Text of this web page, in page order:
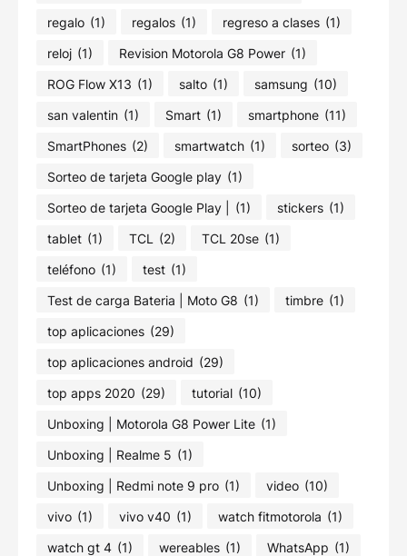
regalo (1) regalos (1) regreso a clases (1)
reloj (1) Revision Motorola G8 Power (1)
ROG Flow X13 (1) salto (1) samsung (10)
san valentin (1) Smart (1) smartphone (11)
SmartPhones (2) smartwatch (1) sorteo (3)
Sorteo de tarjeta Google play (1)
Sorteo de tarjeta Google Play |
(1) stickers (1)
tablet (1) TCL (2) TCL 20se (1)
teléfono (1) test (1)
Test de carga Bateria | Moto G8 (1) timbre (1)
top aplicaciones (29)
top aplicaciones android (29)
top apps 2020 (29) tutorial (10)
Unboxing | Motorola G8 Power Lite (1)
Unboxing | Realme 5 (1)
Unboxing | Redmi note 9 pro (1) video (10)
vivo (1) vivo v40 (1) watch fitmotorola (1)
watch gt 4 (1) wereables (1) WhatsApp (1)